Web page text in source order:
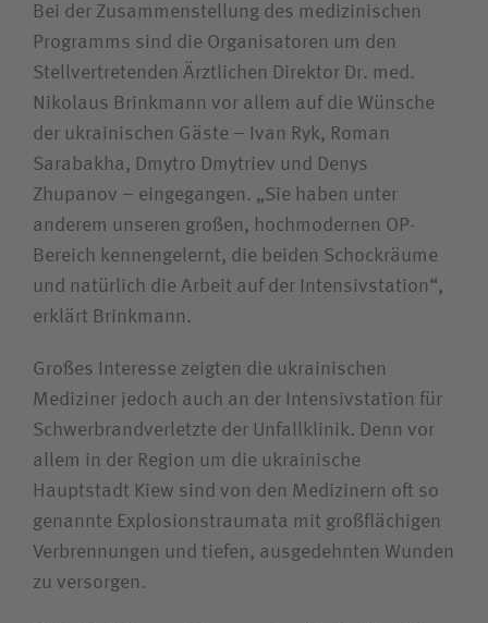
Bei der Zusammenstellung des medizinischen
Programms sind die Organisatoren um den
Stellvertretenden Ärztlichen Direktor Dr. med.
Nikolaus Brinkmann vor allem auf die Wünsche
der ukrainischen Gäste – Ivan Ryk, Roman
Sarabakha, Dmytro Dmytriev und Denys
Zhupanov – eingegangen. „Sie haben unter
anderem unseren großen, hochmodernen OP-
Bereich kennengelernt, die beiden Schockräume
und natürlich die Arbeit auf der Intensivstation“,
erklärt Brinkmann.
Großes Interesse zeigten die ukrainischen
Mediziner jedoch auch an der Intensivstation für
Schwerbrandverletzte der Unfallklinik. Denn vor
allem in der Region um die ukrainische
Hauptstadt Kiew sind von den Medizinern oft so
genannte Explosionstraumata mit großflächigen
Verbrennungen und tiefen, ausgedehnten Wunden
zu versorgen.